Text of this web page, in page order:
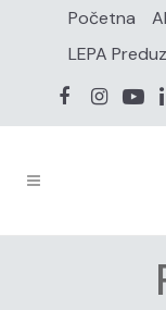
Početna
LEPA